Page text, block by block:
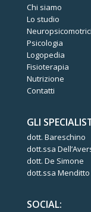
Chi siamo
Lo studio
Psicologia
Logopedia
Fisioterapia
Nutrizione
Contatti
GLI
dott. Bareschino
dott.ssa
dott. De Simone
dott.ssa Menditto
SOCIAL: